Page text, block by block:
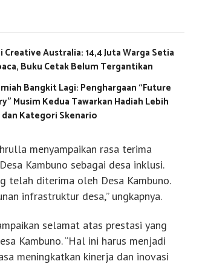
Australia: 14,4 Juta Warga Setia
Buku Cetak Belum Tergantikan
Bangkit Lagi: Penghargaan “Future
Musim Kedua Tawarkan Hadiah Lebih
dan Kategori Skenario
menyampaikan rasa terima
Kambuno sebagai desa inklusi.
telah diterima oleh Desa Kambuno.
infrastruktur desa,” ungkapnya.
selamat atas prestasi yang
Kambuno. “Hal ini harus menjadi
meningkatkan kinerja dan inovasi